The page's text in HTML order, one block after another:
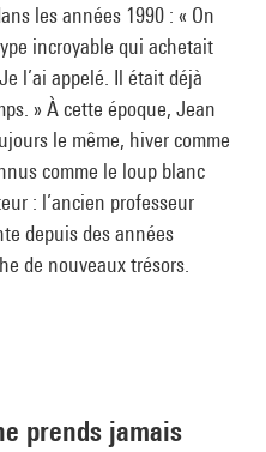
les années 1990 : « On
incroyable qui achetait
l’ai appelé. Il était déjà
» À cette époque, Jean
le même, hiver comme
comme le loup blanc
: l’ancien professeur
depuis des années
de nouveaux trésors.
prends jamais